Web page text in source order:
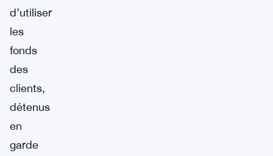
d’utiliser
les
fonds
des
clients,
détenus
en
garde